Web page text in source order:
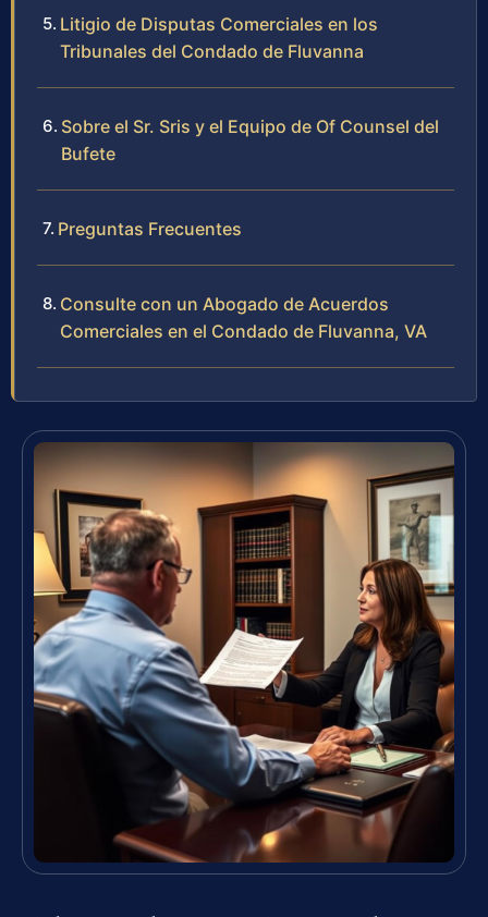
Litigio de Disputas Comerciales en los
Tribunales del Condado de Fluvanna
Sobre el Sr. Sris y el Equipo de Of Counsel del
Bufete
Preguntas Frecuentes
Consulte con un Abogado de Acuerdos
Comerciales en el Condado de Fluvanna, VA